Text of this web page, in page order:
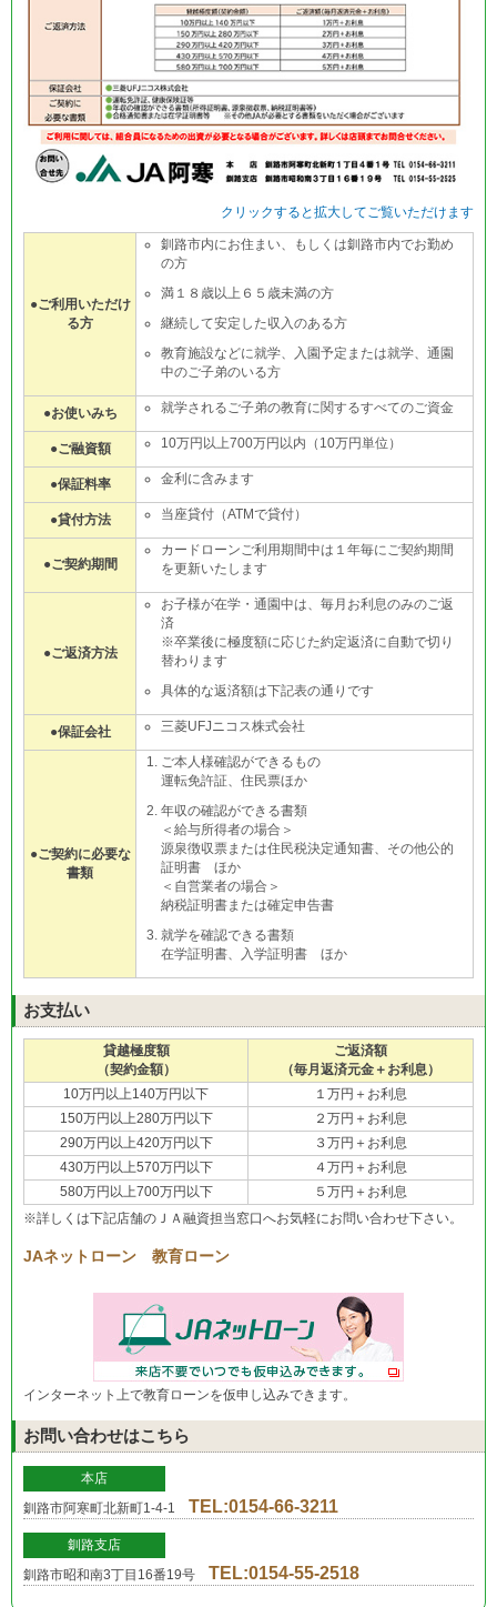
クリックすると拡大してご覧いただけます
●ご利用いただけ
る方
釧路市内にお住まい、もしくは釧路市内でお勤め
の方
満１８歳以上６５歳未満の方
継続して安定した収入のある方
教育施設などに就学、入園予定または就学、通園
中のご子弟のいる方
●お使いみち 就学されるご子弟の教育に関するすべてのご資金
●ご融資額 10万円以上700万円以内（10万円単位）
●保証料率 金利に含みます
●貸付方法 当座貸付（ATMで貸付）
●ご契約期間
カードローンご利用期間中は１年毎にご契約期間
を更新いたします
●ご返済方法
お子様が在学・通園中は、毎月お利息のみのご返
済
※卒業後に極度額に応じた約定返済に自動で切り
替わります
具体的な返済額は下記表の通りです
●保証会社 三菱UFJニコス株式会社
●ご契約に必要な
書類
ご本人様確認ができるもの
運転免許証、住民票ほか
年収の確認ができる書類
＜給与所得者の場合＞
源泉徴収票または住民税決定通知書、その他公的
証明書 ほか
＜自営業者の場合＞
納税証明書または確定申告書
就学を確認できる書類
在学証明書、入学証明書 ほか
お支払い
貸越極度額
（契約金額）
ご返済額
（毎月返済元金＋お利息）
10万円以上140万円以下
１万円＋お利息
150万円以上280万円以下
２万円＋お利息
290万円以上420万円以下
３万円＋お利息
430万円以上570万円以下
４万円＋お利息
580万円以上700万円以下
５万円＋お利息
※詳しくは下記店舗のＪＡ融資担当窓口へお気軽にお問い合わせ下さい。
JAネットローン 教育ローン
インターネット上で教育ローンを仮申し込みできます。
お問い合わせはこちら
本店
釧路市阿寒町北新町1-4-1 TEL:0154-66-3211
釧路支店
釧路市昭和南3丁目16番19号 TEL:0154-55-2518